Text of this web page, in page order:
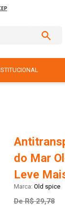
do Mar
Leve
Old spice
De R$ 29,78